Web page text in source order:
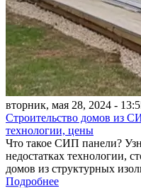
вторник, мая 28, 2024 -
Строительство домов из
технологии, цены
Что такое СИП панели?
недостатках технологии,
домов из структурных
Подробнее